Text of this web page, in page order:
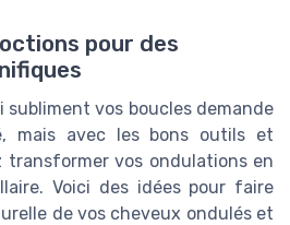
pour des
subliment vos boucles demande
mais avec les bons outils et
transformer vos ondulations en
Voici des idées pour faire
de vos cheveux ondulés et